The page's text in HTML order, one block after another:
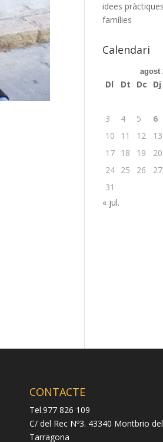
idees
famílies
Calendari
agost
Dl Dt Dc Dj
3
4 5 6
10
11 12 13
17 18 19 20
24 25 26 27
31
« jul.
CONTACTE
Tel.977 826 109
C/ del Rec Nº3. 43340 Montbrio
Tarragona